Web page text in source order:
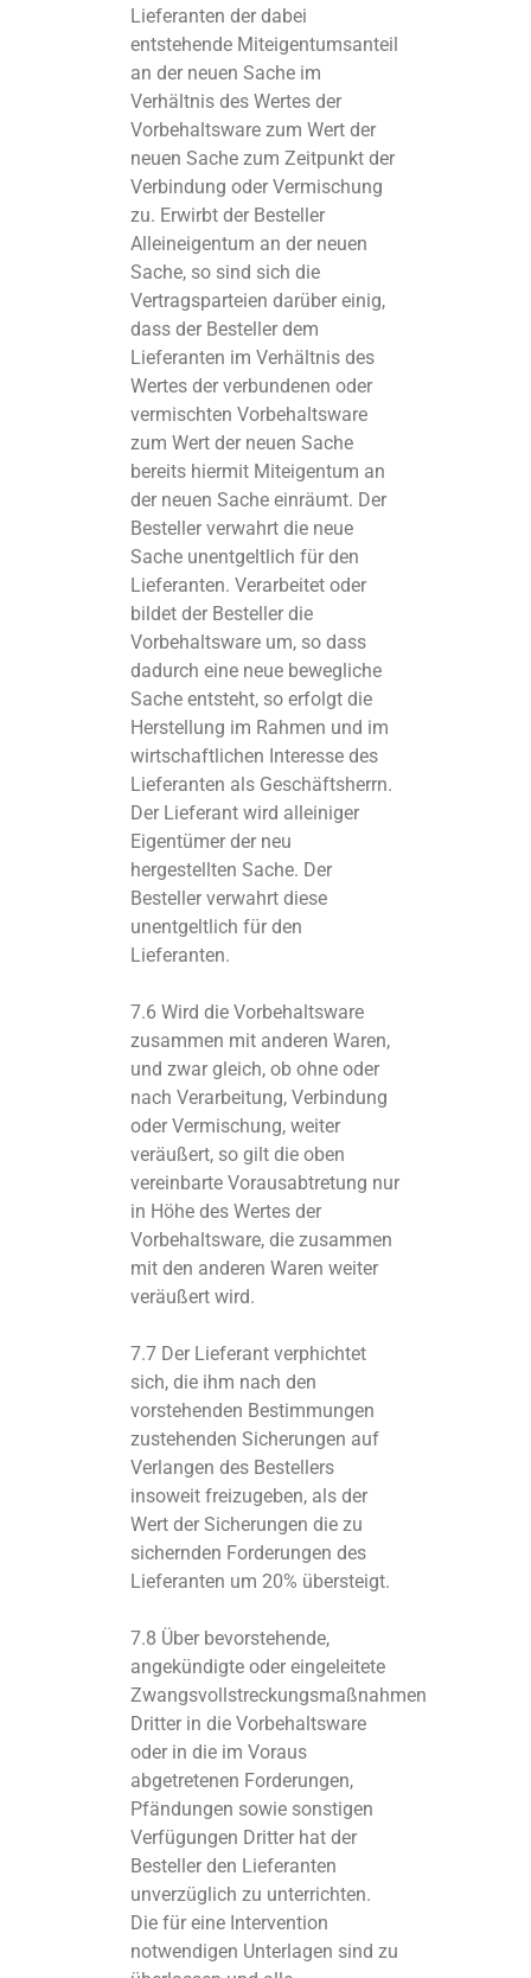
Lieferanten der dabei
entstehende Miteigentumsanteil
an der neuen Sache im
Verhältnis des Wertes der
Vorbehaltsware zum Wert der
neuen Sache zum Zeitpunkt der
Verbindung oder Vermischung
zu. Erwirbt der Besteller
Alleineigentum an der neuen
Sache, so sind sich die
Vertragsparteien darüber einig,
dass der Besteller dem
Lieferanten im Verhältnis des
Wertes der verbundenen oder
vermischten Vorbehaltsware
zum Wert der neuen Sache
bereits hiermit Miteigentum an
der neuen Sache einräumt. Der
Besteller verwahrt die neue
Sache unentgeltlich für den
Lieferanten. Verarbeitet oder
bildet der Besteller die
Vorbehaltsware um, so dass
dadurch eine neue bewegliche
Sache entsteht, so erfolgt die
Herstellung im Rahmen und im
wirtschaftlichen Interesse des
Lieferanten als Geschäftsherrn.
Der Lieferant wird alleiniger
Eigentümer der neu
hergestellten Sache. Der
Besteller verwahrt diese
unentgeltlich für den
Lieferanten.
7.6 Wird die Vorbehaltsware
zusammen mit anderen Waren,
und zwar gleich, ob ohne oder
nach Verarbeitung, Verbindung
oder Vermischung, weiter
veräußert, so gilt die oben
vereinbarte Vorausabtretung nur
in Höhe des Wertes der
Vorbehaltsware, die zusammen
mit den anderen Waren weiter
veräußert wird.
7.7 Der Lieferant verphichtet
sich, die ihm nach den
vorstehenden Bestimmungen
zustehenden Sicherungen auf
Verlangen des Bestellers
insoweit freizugeben, als der
Wert der Sicherungen die zu
sichernden Forderungen des
Lieferanten um 20% übersteigt.
7.8 Über bevorstehende,
angekündigte oder eingeleitete
Zwangsvollstreckungsmaßnahmen
Dritter in die Vorbehaltsware
oder in die im Voraus
abgetretenen Forderungen,
Pfändungen sowie sonstigen
Verfügungen Dritter hat der
Besteller den Lieferanten
unverzüglich zu unterrichten.
Die für eine Intervention
notwendigen Unterlagen sind zu